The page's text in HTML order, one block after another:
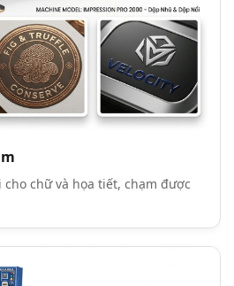
chữ và họa tiết, chạm được